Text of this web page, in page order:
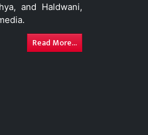
and Haldwani,
Read More...